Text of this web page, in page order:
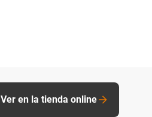
Ver en la tienda online